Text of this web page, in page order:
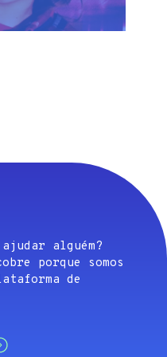
alguém?
porque somos
de